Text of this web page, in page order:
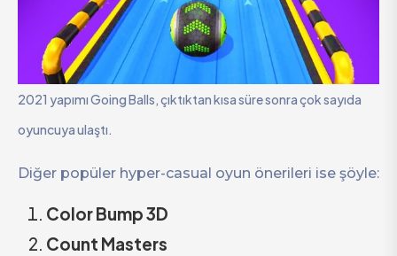
2021 yapımı Going Balls, çıktıktan kısa süre sonra çok sayıda
oyuncuya ulaştı.
Diğer popüler hyper-casual oyun önerileri ise şöyle:
Color Bump 3D
Count Masters